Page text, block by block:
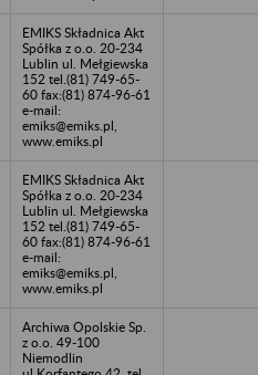
EMIKS Składnica Akt
Spółka z o.o. 20-234
Lublin ul. Mełgiewska
152 tel.(81) 749-65-
60 fax:(81) 874-96-61
e-mail:
emiks@emiks.pl,
www.emiks.pl
EMIKS Składnica Akt
Spółka z o.o. 20-234
Lublin ul. Mełgiewska
152 tel.(81) 749-65-
60 fax:(81) 874-96-61
e-mail:
emiks@emiks.pl,
www.emiks.pl
Archiwa Opolskie Sp.
z o.o. 49-100
Niemodlin